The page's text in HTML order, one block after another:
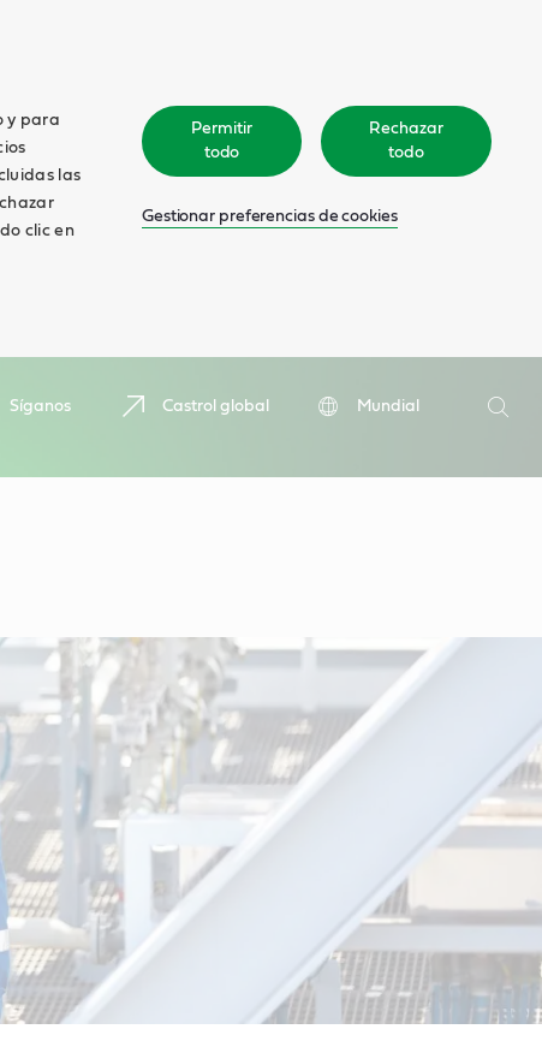
y para
las
clic en
Permitir
todo
Rechazar
todo
Gestionar preferencias de cookies
Síganos Castrol global
Mundial
Search